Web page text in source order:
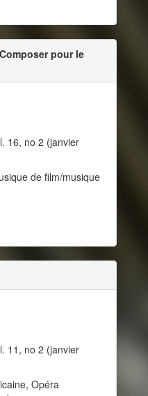
pour le
16, no 2 (janvier
de film/musique
11, no 2 (janvier
Opéra